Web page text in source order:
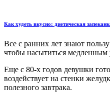
Как худеть вкусно: диетическая
Все с ранних лет знают
чтобы насытиться медленным
Еще с 80-х годов девушки
воздействует на стенки
полезного завтрака.